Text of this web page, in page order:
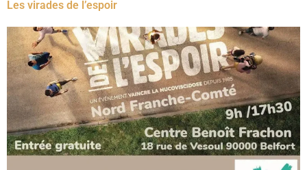
Les virades de l’espoir